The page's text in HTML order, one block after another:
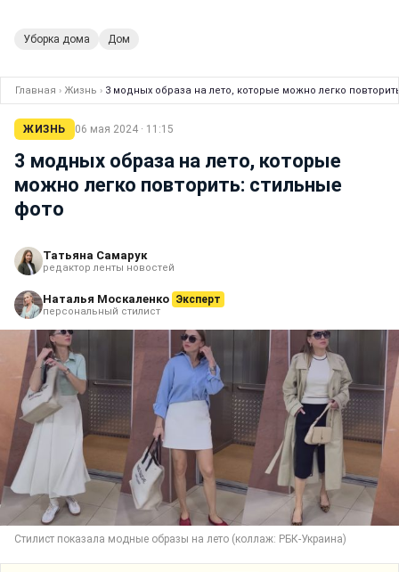
Уборка дома Дом
Главная › Жизнь › 3 модных образа на лето, которые можно легко
ЖИЗНЬ 06 мая 2024 · 11:15
3 модных образа на лето, которые
можно легко повторить: стильные
фото
Татьяна Самарук
редактор ленты новостей
Наталья Москаленко Эксперт
персональный стилист
Стилист показала модные образы на лето (коллаж: РБК-Украина)